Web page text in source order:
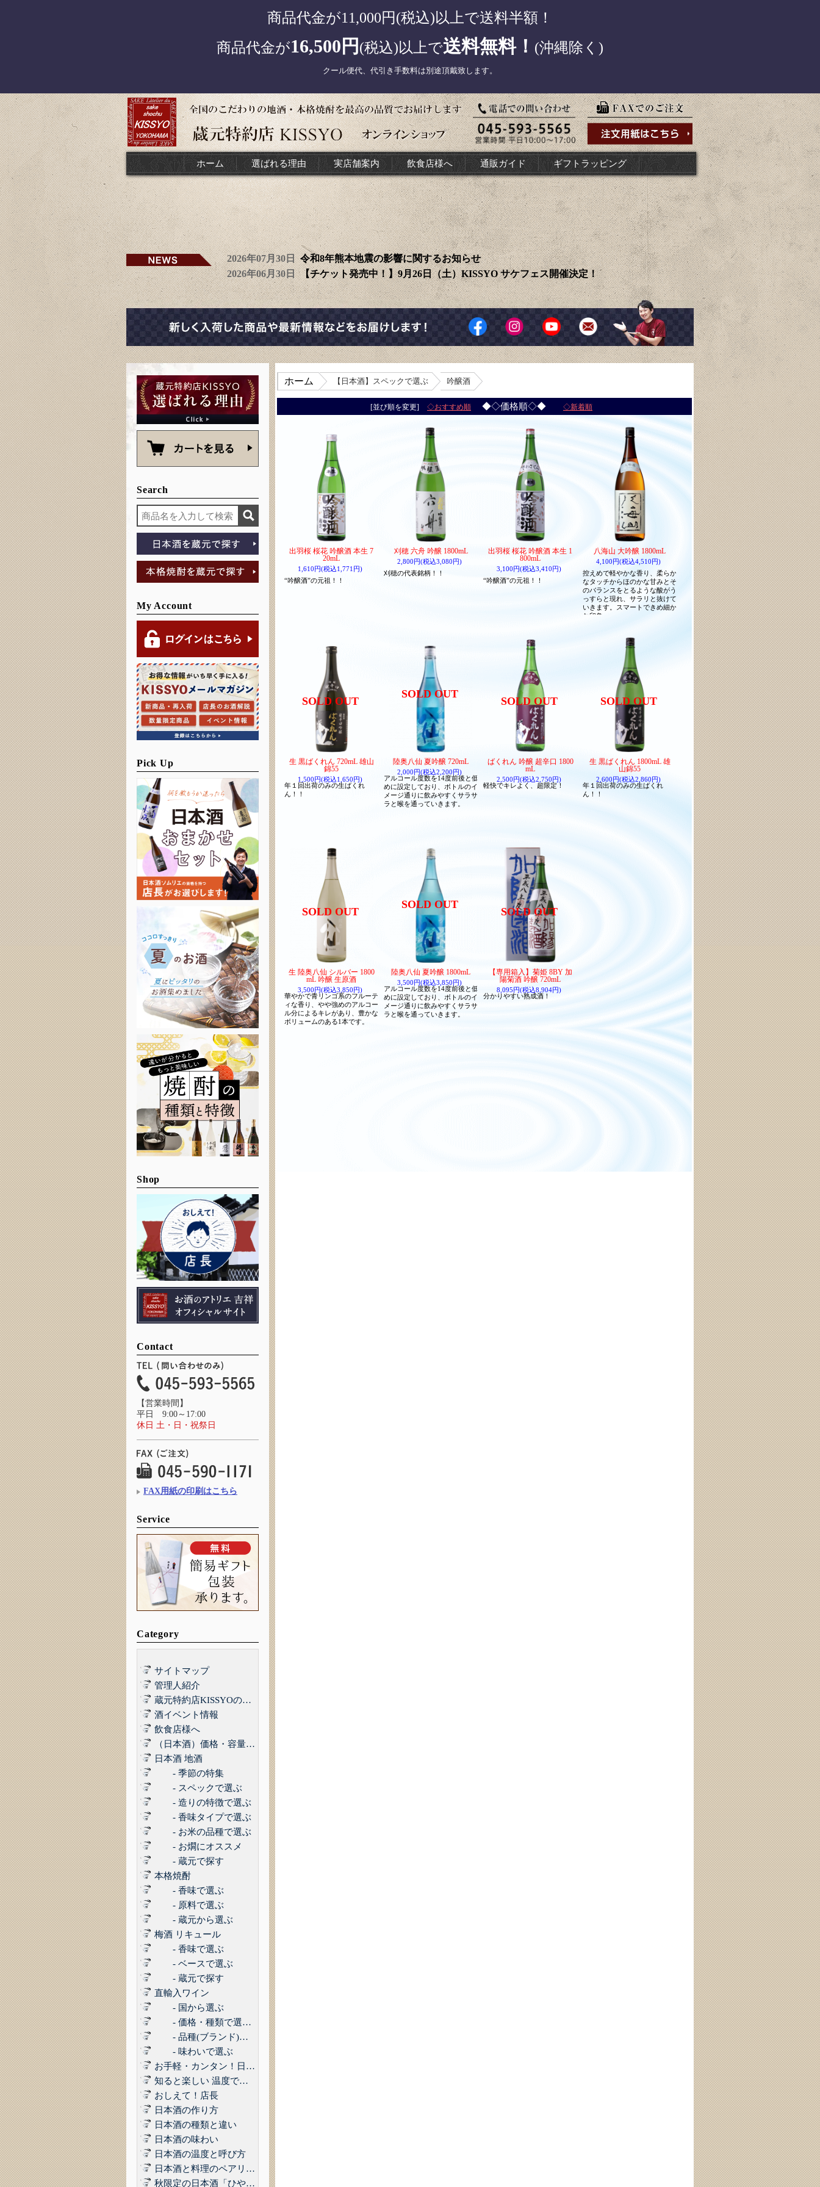
商品代金が11,000円(税込)以上で送料半額！
商品代金が16,500円 (税込)以上で送料無料！ (沖縄除く)
クール便代、代引き手数料は別途頂戴致します。
ホーム 選ばれる理由 実店舗案内 飲食店様へ 通販ガイド ギフトラッピング
2026年07月30日令和8年熊本地震の影響に関するお知らせ
2026年06月30日【チケット発売中！】9月26日（土）KISSYO サケフェス開催決定！
Search
My Account
Pick Up
Shop
Contact
【営業時間】
平日 9:00～17:00
休日 土・日・祝祭日
FAX用紙の印刷はこちら
Service
Category
サイトマップ
管理人紹介
蔵元特約店KISSYOの品質管理について｜最高の品質でお届けするために
酒イベント情報
飲食店様へ
（日本酒）価格・容量で選ぶ
日本酒 地酒
- 季節の特集
- スペックで選ぶ
- 造りの特徴で選ぶ
- 香味タイプで選ぶ
- お米の品種で選ぶ
- お燗にオススメ
- 蔵元で探す
本格焼酎
- 香味で選ぶ
- 原料で選ぶ
- 蔵元から選ぶ
梅酒 リキュール
- 香味で選ぶ
- ベースで選ぶ
- 蔵元で探す
直輸入ワイン
- 国から選ぶ
- 価格・種類で選ぶ(赤,白,ロゼ,スパークリング)
- 品種(ブランド)で選ぶ
- 味わいで選ぶ
お手軽・カンタン！日本酒に合うコンビニおつまみ3選 Vol.1
知ると楽しい 温度で楽しむ日本酒
おしえて！店長
日本酒の作り方
日本酒の種類と違い
日本酒の味わい
日本酒の温度と呼び方
日本酒と料理のペアリング
秋限定の日本酒「ひやおろし」
ホーム 【日本酒】スペックで選ぶ 吟醸酒
[並び順を変更] ◇おすすめ順 ◆◇価格順◇◆ ◇新着順
出羽桜 桜花 吟醸酒 本生 7
20mL
1,610円(税込1,771円)
“吟醸酒”の元祖！！
刈穂 六舟 吟醸 1800mL
2,800円(税込3,080円)
刈穂の代表銘柄！！
出羽桜 桜花 吟醸酒 本生 1
800mL
3,100円(税込3,410円)
“吟醸酒”の元祖！！
八海山 大吟醸 1800mL
4,100円(税込4,510円)
控えめで軽やかな香り、柔らか
なタッチからほのかな甘みとそ
のバランスをとるような酸がう
っすらと現れ、サラリと抜けて
いきます。スマートできめ細か
な印象。
生 黒ばくれん 720mL 雄山
錦55
1,500円(税込1,650円)
SOLD OUT
年１回出荷のみの生ばくれ
ん！！
陸奥八仙 夏吟醸 720mL
2,000円(税込2,200円)
SOLD OUT
アルコール度数を14度前後と低
めに設定しており、ボトルのイ
メージ通りに飲みやすくサラサ
ラと喉を通っていきます。
ばくれん 吟醸 超辛口 1800
mL
2,500円(税込2,750円)
SOLD OUT
軽快でキレよく、超限定！
生 黒ばくれん 1800mL 雄
山錦55
2,600円(税込2,860円)
SOLD OUT
年１回出荷のみの生ばくれ
ん！！
生 陸奥八仙 シルバー 1800
mL 吟醸 生原酒
3,500円(税込3,850円)
SOLD OUT
華やかで青リンゴ系のフルーテ
ィな香り、やや強めのアルコー
ル分によるキレがあり、豊かな
ボリュームのある1本です。
陸奥八仙 夏吟醸 1800mL
3,500円(税込3,850円)
SOLD OUT
アルコール度数を14度前後と低
めに設定しており、ボトルのイ
メージ通りに飲みやすくサラサ
ラと喉を通っていきます。
【専用箱入】菊姫 8BY 加
陽菊酒 吟醸 720mL
8,095円(税込8,904円)
SOLD OUT
分かりやすい熟成酒！